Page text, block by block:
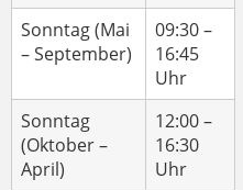
Sonntag (Mai
– September)
09:30 –
16:45
Uhr
Sonntag
(Oktober –
April)
12:00 –
16:30
Uhr